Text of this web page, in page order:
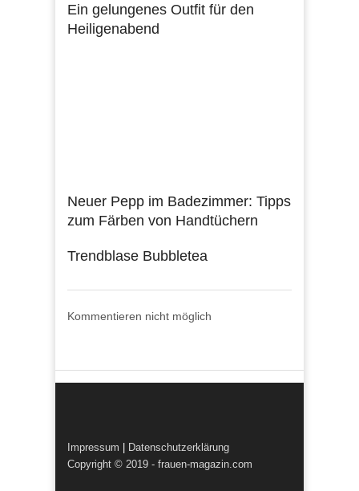
Ein gelungenes Outfit für den
Heiligenabend
Neuer Pepp im Badezimmer: Tipps
zum Färben von Handtüchern
Trendblase Bubbletea
Kommentieren nicht möglich
Impressum
Datenschutzerklärung
Copyright © 2019 - frauen-magazin.com